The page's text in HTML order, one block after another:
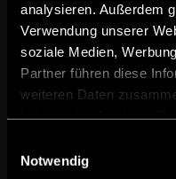
analysieren. Außerdem
Verwendung unserer
soziale Medien,
Partner führen diese
weiteren Daten
Notwendig